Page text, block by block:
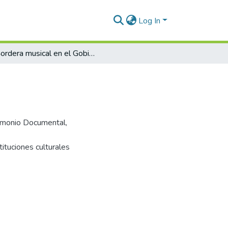
Log In
Sordera musical en el Gobierno
Documental,
culturales